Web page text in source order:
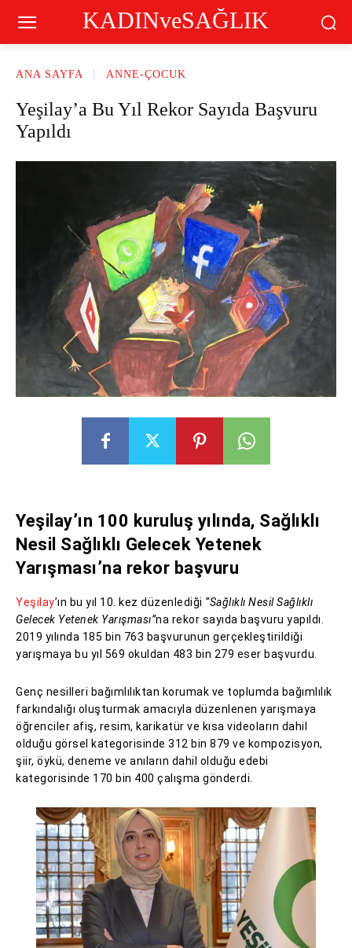
KADINveSAĞLIK
ANA SAYFA ANNE-ÇOCUK
Yeşilay’a Bu Yıl Rekor Sayıda Başvuru
Yapıldı
Yeşilay’ın 100 kuruluş yılında, Sağlıklı
Nesil Sağlıklı Gelecek Yetenek
Yarışması’na rekor başvuru
Yeşilay’ın bu yıl 10. kez düzenlediği “Sağlıklı Nesil Sağlıklı
Gelecek Yetenek Yarışması”na rekor sayıda başvuru yapıldı.
2019 yılında 185 bin 763 başvurunun gerçekleştirildiği
yarışmaya bu yıl 569 okuldan 483 bin 279 eser başvurdu.
Genç nesilleri bağımlılıktan korumak ve toplumda bağımlılık
farkındalığı oluşturmak amacıyla düzenlenen yarışmaya
öğrenciler afiş, resim, karikatür ve kısa videoların dahil
olduğu görsel kategorisinde 312 bin 879 ve kompozisyon,
şiir, öykü, deneme ve anıların dahil olduğu edebi
kategorisinde 170 bin 400 çalışma gönderdi.